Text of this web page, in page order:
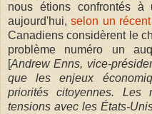
nous étions confrontés à
aujourd'hui,selon un
Canadiens considèrent le
problème numéro un
[Andrew Enns, vice-
que les enjeux
priorités citoyennes. Les
tensions avec les États-